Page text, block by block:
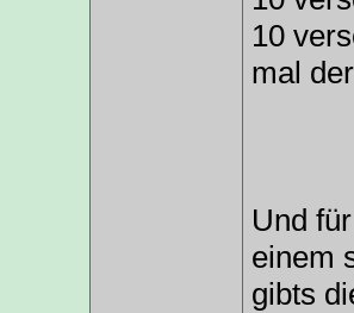
10
mal
Und
einem
gibts